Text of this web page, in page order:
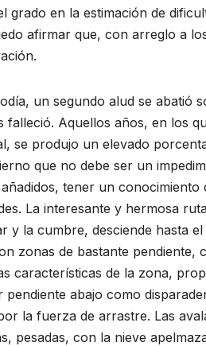
grado en la estimación de
afirmar que, con arreglo a
un segundo alud se
falleció. Aquellos años, en los
se produjo un elevado
que no debe ser un
tener un
La interesante y hermosa
y la cumbre, desciende hasta
zonas de bastante pendiente,
características de la zona,
abajo como
la fuerza de arrastre. Las
pesadas, con la nieve